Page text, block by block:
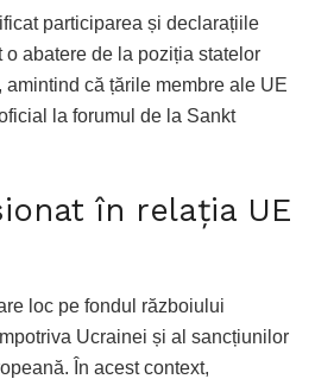
participarea și declarațiile
abatere de la poziția statelor
că țările membre ale UE
la forumul de la Sankt
în relația UE
loc pe fondul războiului
Ucrainei și al sancțiunilor
În acest context,